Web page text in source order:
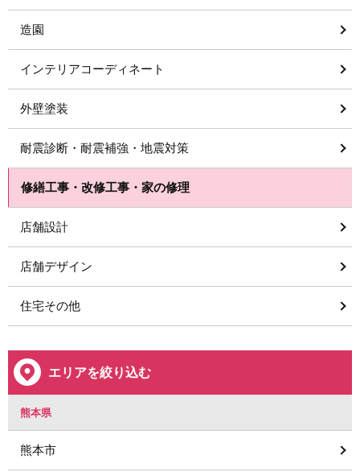
造園
インテリアコーディネート
外壁塗装
耐震診断・耐震補強・地震対策
修繕工事・改修工事・家の修理
店舗設計
店舗デザイン
住宅その他
エリアを絞り込む
熊本県
熊本市